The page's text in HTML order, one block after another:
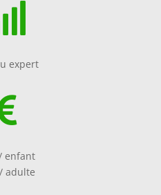
expert
enfant
adulte